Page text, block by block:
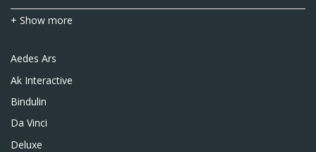
+ Show more
Aedes Ars
Ak Interactive
Bindulin
Da Vinci
Deluxe